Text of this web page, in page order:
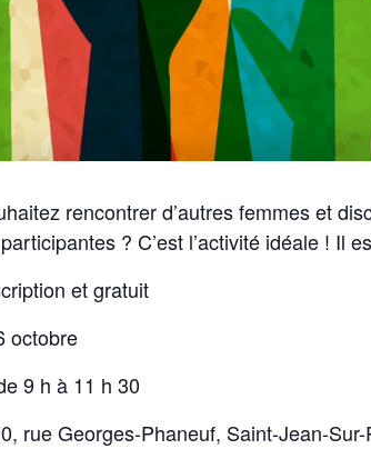
rencontrer d’autres femmes et
? C’est l’activité idéale ! Il
et gratuit
octobre
9 h à 11 h 30
rue Georges-Phaneuf, Saint-Jean-